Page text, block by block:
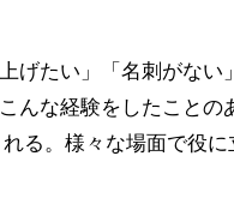
げたい」「名刺がな
んな経験をしたことの
る。様々な場面で役